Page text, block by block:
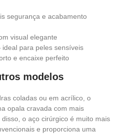
segurança e acabamento
visual elegante
para peles sensíveis
e encaixe perfeito
modelos
coladas ou em acrílico, o
opala cravada com mais
o aço cirúrgico é muito mais
e proporciona uma